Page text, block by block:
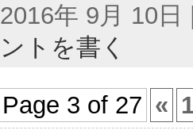
2016年 9月 10
ントを書く
Page 3 of 27 «